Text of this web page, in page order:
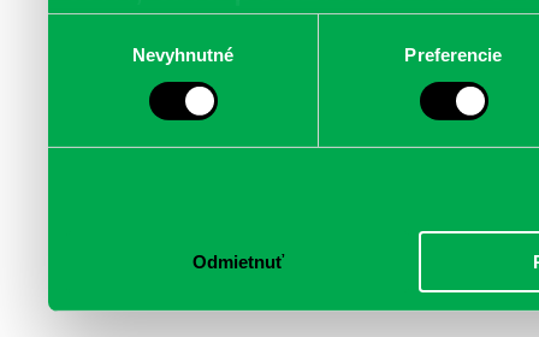
médií, inzercie a
informácie skombinovať
Nevyhnutné Preferencie
Odmietnuť